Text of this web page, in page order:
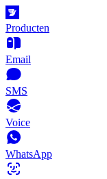
Producten
Email
SMS
Voice
WhatsApp